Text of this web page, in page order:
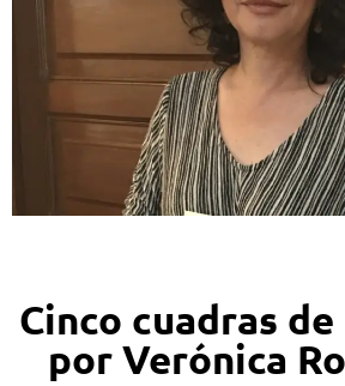
Cinco cuadras
por Verónica